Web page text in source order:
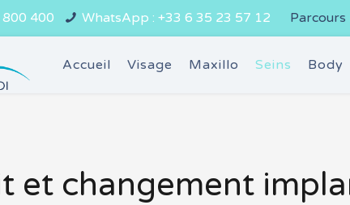
400 WhatsApp : +33 6 35 23 57 12 Parcours
Accueil Visage Maxillo Seins Body
et changement